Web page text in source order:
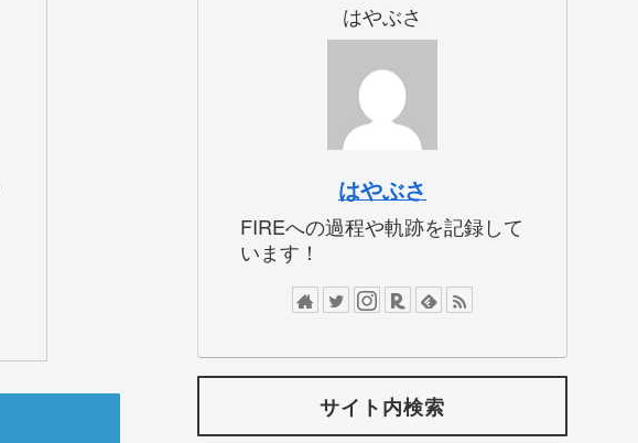
はやぶさ
はやぶさ
FIREへの過程や軌跡を記録して
います！
サイト内検索